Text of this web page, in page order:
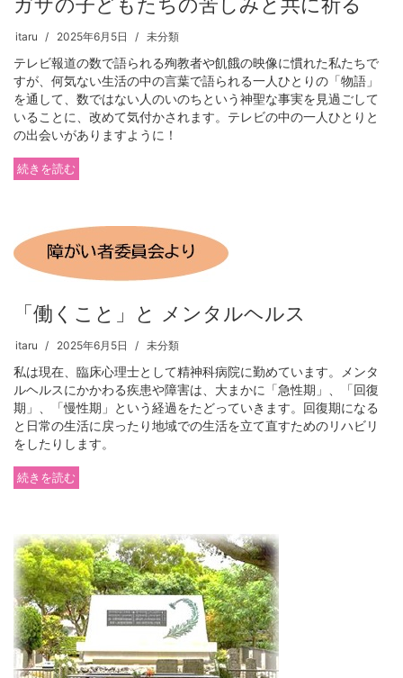
itaru 2025年6月5日 未分類
テレビ報道の数で語られる殉教者や飢餓の映像に慣れた私たちで
すが、何気ない生活の中の言葉で語られる一人ひとりの「物語」
を通して、数ではない人のいのちという神聖な事実を見過ごして
いることに、改めて気付かされます。テレビの中の一人ひとりと
の出会いがありますように！
続きを読む
「働くこと」と メンタルヘルス
itaru 2025年6月5日 未分類
私は現在、臨床心理士として精神科病院に勤めています。メンタ
ルヘルスにかかわる疾患や障害は、大まかに「急性期」、「回復
期」、「慢性期」という経過をたどっていきます。回復期になる
と日常の生活に戻ったり地域での生活を立て直すためのリハビリ
をしたりします。
続きを読む